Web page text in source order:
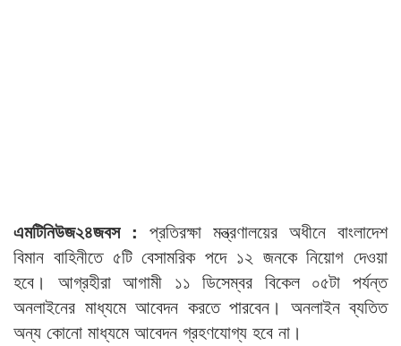
এমটিনিউজ২৪জবস : প্রতিরক্ষা মন্ত্রণালয়ের অধীনে বাংলাদেশ
বিমান বাহিনীতে ৫টি বেসামরিক পদে ১২ জনকে নিয়োগ দেওয়া
হবে। আগ্রহীরা আগামী ১১ ডিসেম্বর বিকেল ০৫টা পর্যন্ত
অনলাইনের মাধ্যমে আবেদন করতে পারবেন। অনলাইন ব্যতিত
অন্য কোনো মাধ্যমে আবেদন গ্রহণযোগ্য হবে না।